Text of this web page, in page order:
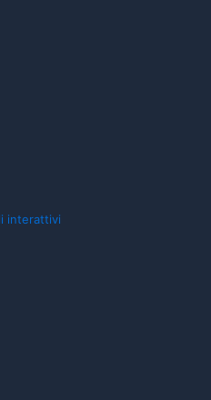
interattivi